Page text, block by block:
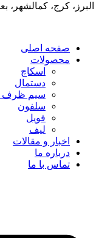
البرز، کرج، کمالشهر،
صفحه اصلی
محصولات
اسکاچ
دستمال
سیم ظرف
سلفون
فویل
لیف
اخبار و مقالات
درباره ما
تماس با ما